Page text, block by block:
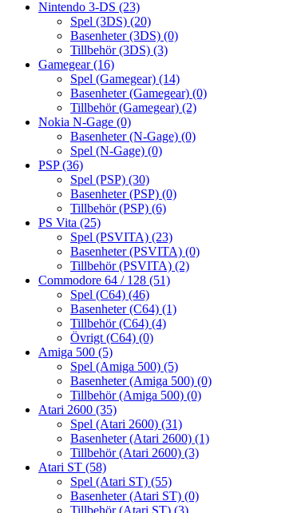
Nintendo 3-DS (23)
Spel (3DS) (20)
Basenheter (3DS) (0)
Tillbehör (3DS) (3)
Gamegear(16)
Spel (Gamegear) (14)
Basenheter (Gamegear) (0)
Tillbehör (Gamegear) (2)
Nokia N-Gage (0)
Basenheter (N-Gage) (0)
Spel (N-Gage) (0)
PSP(36)
Spel (PSP) (30)
Basenheter (PSP) (0)
Tillbehör (PSP) (6)
PS Vita (25)
Spel (PSVITA) (23)
Basenheter (PSVITA) (0)
Tillbehör (PSVITA) (2)
Commodore 64 / 128 (51)
Spel (C64) (46)
Basenheter (C64) (1)
Tillbehör (C64) (4)
Övrigt (C64) (0)
Amiga 500 (5)
Spel (Amiga 500) (5)
Basenheter (Amiga 500) (0)
Tillbehör (Amiga 500) (0)
Atari 2600 (35)
Spel (Atari 2600) (31)
Basenheter (Atari 2600) (1)
Tillbehör (Atari 2600) (3)
Atari ST (58)
Spel (Atari ST) (55)
Basenheter (Atari ST) (0)